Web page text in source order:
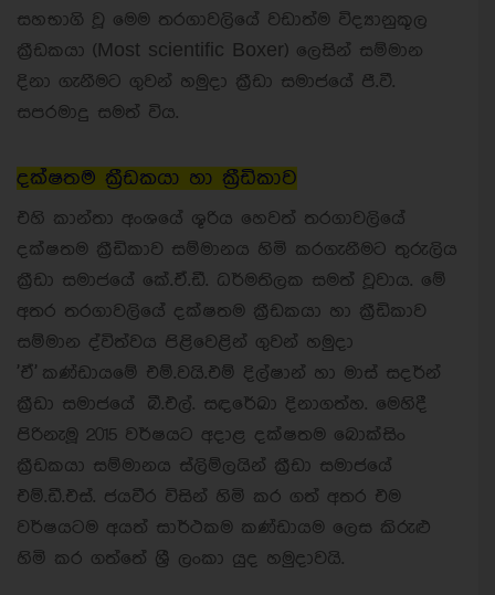
සහභාගි වූ මෙම තරගාවලියේ වඩාත්ම විද්‍යානුකූල
ක්‍රීඩකයා (Most scientific Boxer) ලෙසින් සම්මාන
දිනා ගැනීමට ගුවන් හමුදා ක්‍රීඩා සමාජයේ පී.වී.
සපරමාදු සමත් විය.
දක්ෂතම ක්‍රීඩකයා හා ක්‍රීඩිකාව
එහි කාන්තා අංශයේ ශූරිය හෙවත් තරගාවලියේ
දක්ෂතම ක්‍රීඩිකාව සම්මානය හිමි කරගැනීමට තුරුලිය
ක්‍රීඩා සමාජයේ කේ.ඒ.ඩී. ධර්මතිලක සමත් වූවාය. මේ
අතර තරගාවලියේ දක්ෂතම ක්‍රීඩකයා හා ක්‍රීඩිකාව
සම්මාන ද්විත්වය පිළිවෙළින් ගුවන් හමුදා
'ඒ' කණ්ඩායමේ එම්.වයි.එම් දිල්ෂාන් හා මාස් සදර්න්
ක්‍රීඩා සමාජයේ බී.එල්. සඳරේඛා දිනාගත්හ. මෙහිදී
පිරිනැමූ 2015 වර්ෂයට අදාළ දක්ෂතම බොක්සිං
ක්‍රීඩකයා සම්මානය ස්ලිම්ලයින් ක්‍රීඩා සමාජයේ
එම්.ඩී.එස්. ජයවීර විසින් හිමි කර ගත් අතර එම
වර්ෂයටම අයත් සාර්ථකම කණ්ඩායම ලෙස කිරුළු
හිමි කර ගත්තේ ශ්‍රී ලංකා යුද හමුදාවයි.